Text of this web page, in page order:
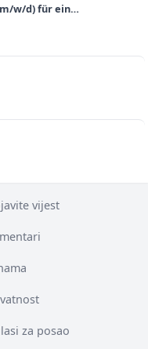
w/d) für ein
vijest
za posao